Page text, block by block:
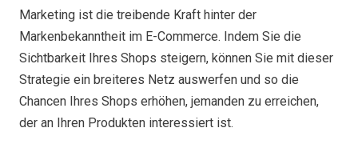
Marketing ist die treibende Kraft hinter der
Markenbekanntheit im E-Commerce. Indem Sie die
Sichtbarkeit Ihres Shops steigern, können Sie mit dieser
Strategie ein breiteres Netz auswerfen und so die
Chancen Ihres Shops erhöhen, jemanden zu erreichen,
der an Ihren Produkten interessiert ist.